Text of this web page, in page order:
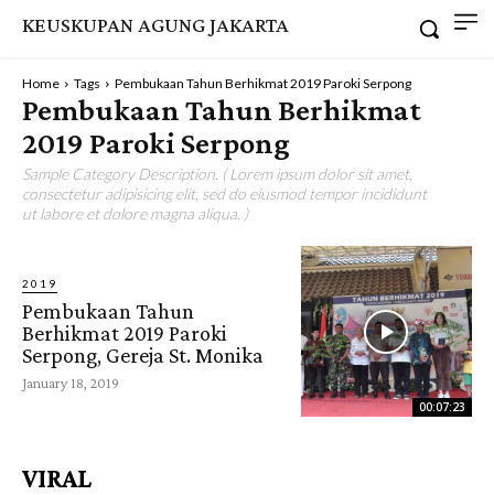
KEUSKUPAN AGUNG JAKARTA
Home Tags Pembukaan Tahun Berhikmat 2019 Paroki Serpong
Pembukaan Tahun Berhikmat
2019 Paroki Serpong
Sample Category Description. ( Lorem ipsum dolor sit amet,
consectetur adipisicing elit, sed do eiusmod tempor incididunt
ut labore et dolore magna aliqua. )
00:07:23
2019
Pembukaan Tahun
Berhikmat 2019 Paroki
Serpong, Gereja St. Monika
January 18, 2019
VIRAL